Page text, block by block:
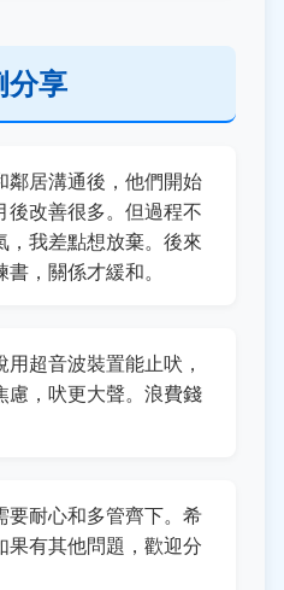
分享
鄰居溝通後，他們開始
後改善很多。但過程不
，我差點想放棄。後來
，關係才緩和。
超音波裝置能止吠，
慮，吠更大聲。浪費錢
要耐心和多管齊下。希
果有其他問題，歡迎分